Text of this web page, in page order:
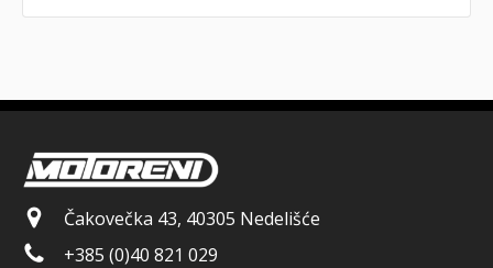
Čakovečka 43, 40305 Nedelišće
+385 (0)40 821 029